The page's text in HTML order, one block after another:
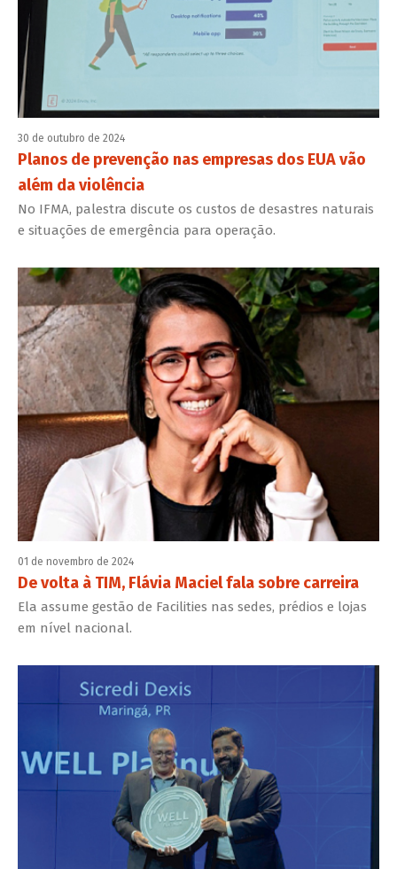
30 de outubro de 2024
Planos de prevenção nas empresas dos EUA vão
além da violência
No IFMA, palestra discute os custos de desastres naturais
e situações de emergência para operação.
01 de novembro de 2024
De volta à TIM, Flávia Maciel fala sobre carreira
Ela assume gestão de Facilities nas sedes, prédios e lojas
em nível nacional.